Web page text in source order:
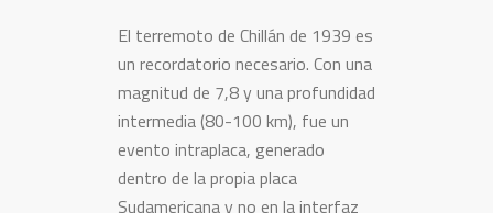
El terremoto de Chillán de 1939 es
un recordatorio necesario. Con una
magnitud de 7,8 y una profundidad
intermedia (80-100 km), fue un
evento intraplaca, generado
dentro de la propia placa
Sudamericana y no en la interfaz